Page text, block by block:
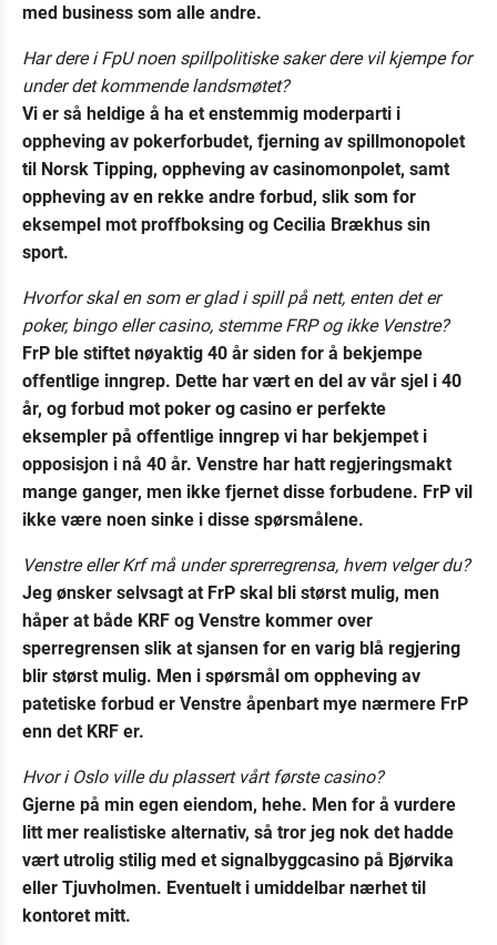
med business som alle andre.
Har dere i FpU noen spillpolitiske saker dere vil kjempe for
under det kommende landsmøtet?
Vi er så heldige å ha et enstemmig moderparti i
oppheving av pokerforbudet, fjerning av spillmonopolet
til Norsk Tipping, oppheving av casinomonpolet, samt
oppheving av en rekke andre forbud, slik som for
eksempel mot proffboksing og Cecilia Brækhus sin
sport.
Hvorfor skal en som er glad i spill på nett, enten det er
poker, bingo eller casino, stemme FRP og ikke Venstre?
FrP ble stiftet nøyaktig 40 år siden for å bekjempe
offentlige inngrep. Dette har vært en del av vår sjel i 40
år, og forbud mot poker og casino er perfekte
eksempler på offentlige inngrep vi har bekjempet i
opposisjon i nå 40 år. Venstre har hatt regjeringsmakt
mange ganger, men ikke fjernet disse forbudene. FrP vil
ikke være noen sinke i disse spørsmålene.
Venstre eller Krf må under sprerregrensa, hvem velger du?
Jeg ønsker selvsagt at FrP skal bli størst mulig, men
håper at både KRF og Venstre kommer over
sperregrensen slik at sjansen for en varig blå regjering
blir størst mulig. Men i spørsmål om oppheving av
patetiske forbud er Venstre åpenbart mye nærmere FrP
enn det KRF er.
Hvor i Oslo ville du plassert vårt første casino?
Gjerne på min egen eiendom, hehe. Men for å vurdere
litt mer realistiske alternativ, så tror jeg nok det hadde
vært utrolig stilig med et signalbyggcasino på Bjørvika
eller Tjuvholmen. Eventuelt i umiddelbar nærhet til
kontoret mitt.